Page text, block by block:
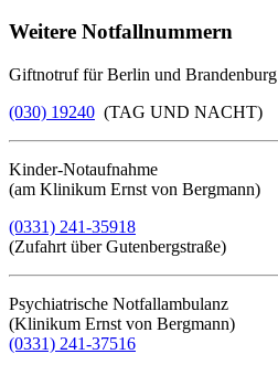
Weitere Notfallnummern
Giftnotruf für Berlin und Brandenburg
(030) 19240 (TAG UND NACHT)
Kinder-Notaufnahme
(am Klinikum Ernst von Bergmann)
(0331) 241-35918
(Zufahrt über Gutenbergstraße)
Psychiatrische Notfallambulanz
(Klinikum Ernst von Bergmann)
(0331) 241-37516